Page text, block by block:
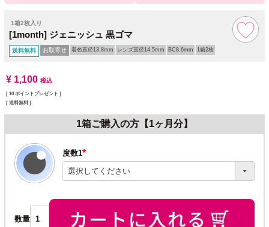
1箱2枚入り
[1month] ジェニッシュ 黒ゴマ
送料無料 お取寄せ 着色直径13.8mm レンズ直径14.5mm BC8.6mm 1箱2枚
¥ 1,100 税込
[ 10 ポイントプレゼント ]
送料無料
1箱ご購入の方【1ヶ月分】
度数1
(必
須)
数量